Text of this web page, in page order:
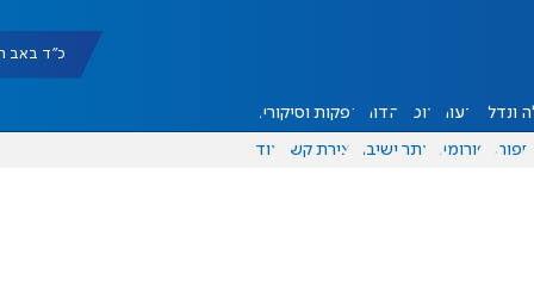
כ"ד באב תשפ"ו
ונדל"ן דעות אוכל יהדות הפקות וסיקורים
ספורט פורומים אתר ישיבה יצירת קשר עוד